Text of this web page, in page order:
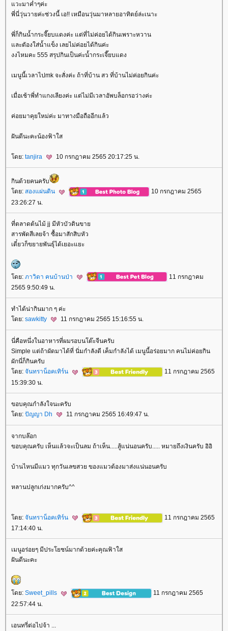
วะมาค่ำๆค่ะ
พี่นี่วุ่นวายค่ะช่วงนี้ เอ!! เหมือนวุ่นมาหลายอาทิตย์ล่ะเนาะ
พี่ก็กินน้ำกระจี๊ยบแดงค่ะ แต่ที่ไม่ค่อยได้กินเพราะหวาน
ละตัองใส่น้ำแข็ง เลยไม่ค่อยได้กินค่ะ
งงไหมคะ 555 สรุปกินเป็นค่ะน้ำกระเจี๊ยบแดง
เมนูนี้เวลาไปmk จะสั่งค่ะ ถ้าที่บ้าน สว ที่บ้านไม่ค่อยกินค่ะ
เมื่อเช้าพี่ทำแกงเลียงค่ะ แต่ไม่มีเวลาอัพบล็อกรอว่างค่ะ
ค่อยมาคุยใหม่ค่ะ มาทางมือถืออีกแล้ว
ฝันดีนะคะน้องฟ้าใส
ดย: tanjira 10 กรกฎาคม 2565 20:17:25 น.
กินด้วยคนครับ
ดย: สองแผ่นดิน
10 กรกฎาคม 2565
23:26:27 น.
ที่ตลาดต้นไม้ jj มีหัวบัวดินขา
สารพัดสีเลยจ้า ซื้อมาสักสิบหัว
เดี๋ยวก็ขยายพันธุ์ได้เยอะแยะ
ดย: ภาวิดา คนบ้านป่า
11 กรกฎาคม
2565 9:50:49 น.
ทำได้น่ากินมาก ๆ ค่ะ
ดย: sawkitty 11 กรกฎาคม 2565 15:16:55 น.
นี่คือหนึ่งในอาหารที่ผมรอบนโต๊ะจีนครับ
Simple แต่ถ้าผัดมาได้ที่ นิ่มกำลังดี เค็มกำลังได้ เมนูนี้อร่อยมาก คนไม่ค่อยกิน
ผักนี่ก็กินครับ
ดย: จันทราน็อคเทิร์น
11 กรกฎาคม 2565
15:39:30 น.
ขอบคุณกำลังใจนะครับ
ดย: ปัญญา Dh 11 กรกฎาคม 2565 16:49:47 น.
จากบล๊อก
ขอบคุณครับ เห็นแล้วจะเป็นลม ถ้าเห็น.....สู้แน่นอนครับ..... หมายถึงเงินครับ อิอิ
บ้านไหนมีแมว ทุกวันเลขสวย ของแมวต้องมาส่งแน่นอนครับ
หลานปลูกเก่งมากครับ^^
ดย: จันทราน็อคเทิร์น
11 กรกฎาคม 2565
17:14:40 น.
เมนูอร่อยๆ มีประโยชน์มากด้วยค่ะคุณฟ้าใส
ฝันดีนะคะ
ดย: Sweet_pills
11 กรกฎาคม 2565
22:57:44 น.
เอนทรี่ต่อไปจ้า ...